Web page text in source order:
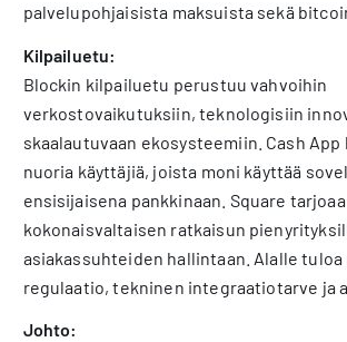
palvelupohjaisista maksuista sekä
Kilpailuetu:
Blockin kilpailuetu perustuu vahvoihin
verkostovaikutuksiin, teknologisiin
skaalautuvaan ekosysteemiin. Cash
nuoria käyttäjiä, joista moni käyttää
ensisijaisena pankkinaan. Square tarjoaa
kokonaisvaltaisen ratkaisun
asiakassuhteiden hallintaan. Alalle
regulaatio, tekninen integraatiotarve ja
Johto: